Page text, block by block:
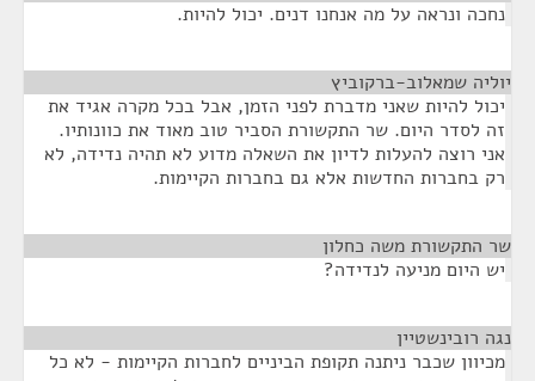
נחכה ונראה על מה אנחנו דנים. יכול להיות.
יוליה שמאלוב-ברקוביץ
יכול להיות שאני מדברת לפני הזמן, אבל בכל מקרה אגיד את
זה לסדר היום. שר התקשורת הסביר טוב מאוד את כוונותיו.
אני רוצה להעלות לדיון את השאלה מדוע לא תהיה נדידה, לא
רק בחברות החדשות אלא גם בחברות הקיימות.
שר התקשורת משה כחלון
יש היום מניעה לנדידה?
נגה רובינשטיין
מכיוון שכבר ניתנה תקופת הביניים לחברות הקיימות - לא כל